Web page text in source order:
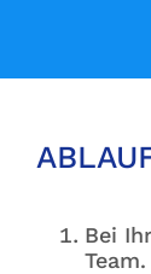
Bei
Team.